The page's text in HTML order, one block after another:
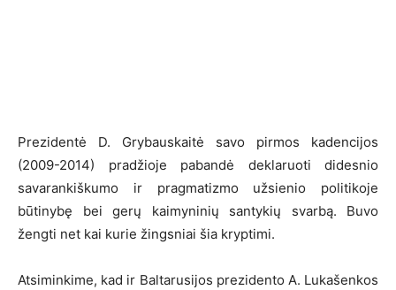
Prezidentė D. Grybauskaitė savo pirmos kadencijos
(2009-2014) pradžioje pabandė deklaruoti didesnio
savarankiškumo ir pragmatizmo užsienio politikoje
būtinybę bei gerų kaimyninių santykių svarbą. Buvo
žengti net kai kurie žingsniai šia kryptimi.
Atsiminkime, kad ir Baltarusijos prezidento A. Lukašenkos